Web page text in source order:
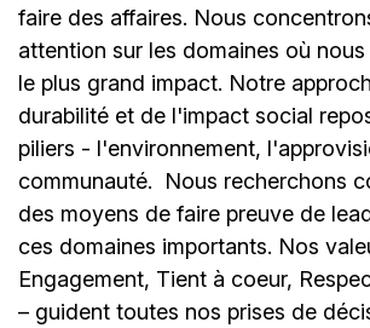
faire des affaires. Nous
attention sur les domaines où
le plus grand impact. Notre
durabilité et de l'impact social
piliers - l'environnement,
communauté.
Nous recherchons
des moyens de faire preuve de
ces domaines importants. Nos
Engagement, Tient à coeur,
– guident toutes nos prises de